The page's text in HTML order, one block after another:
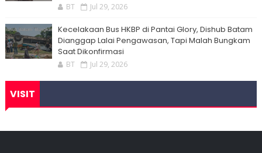
BT Jul 29, 2026
Kecelakaan Bus HKBP di Pantai Glory, Dishub Batam
Dianggap Lalai Pengawasan, Tapi Malah Bungkam
Saat Dikonfirmasi
BT Jul 29, 2026
VISIT